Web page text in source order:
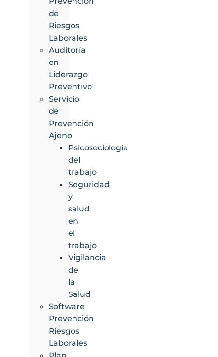
de
Riesgos
Laborales
Auditoría
en
Liderazgo
Preventivo
Servicio
de
Prevención
Ajeno
Psicosociología
del
trabajo
Seguridad
y
salud
en
el
trabajo
Vigilancia
de
la
Salud
Software
Prevención
Riesgos
Laborales